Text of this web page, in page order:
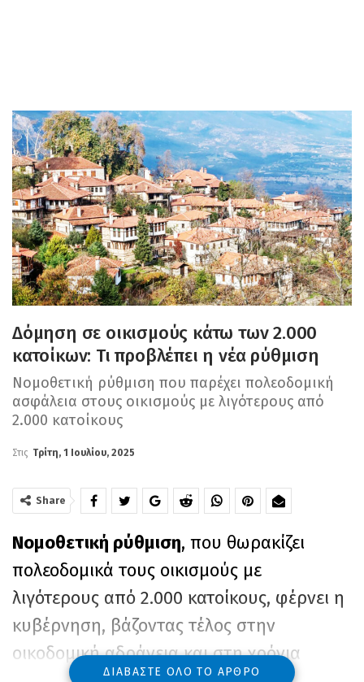
Δόμηση σε οικισμούς κάτω των 2.000
κατοίκων: Τι προβλέπει η νέα ρύθμιση
Νομοθετική ρύθμιση που παρέχει πολεοδομική
ασφάλεια στους οικισμούς με λιγότερους από
2.000 κατοίκους
Στις Τρίτη, 1 Ιουλίου, 2025
Share
Νομοθετική ρύθμιση, που θωρακίζει
πολεοδομικά τους οικισμούς με
λιγότερους από 2.000 κατοίκους, φέρνει η
κυβέρνηση, βάζοντας τέλος στην
οικοδομική αδράνεια και στη χρόνια
ΔΙΑΒΆΣΤΕ ΌΛΟ ΤΟ ΆΡΘΡΟ